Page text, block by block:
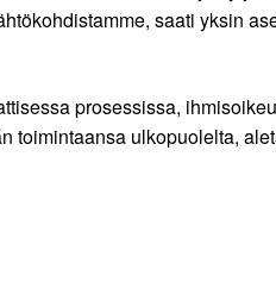
saati yksin
prosessissa,
toimintaansa ulkopuolelta,